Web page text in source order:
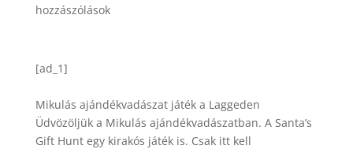
hozzászólások
[ad_1]
Mikulás ajándékvadászat játék a Laggeden
Üdvözöljük a Mikulás ajándékvadászatban. A Santa’s
Gift Hunt egy kirakós játék is. Csak itt kell